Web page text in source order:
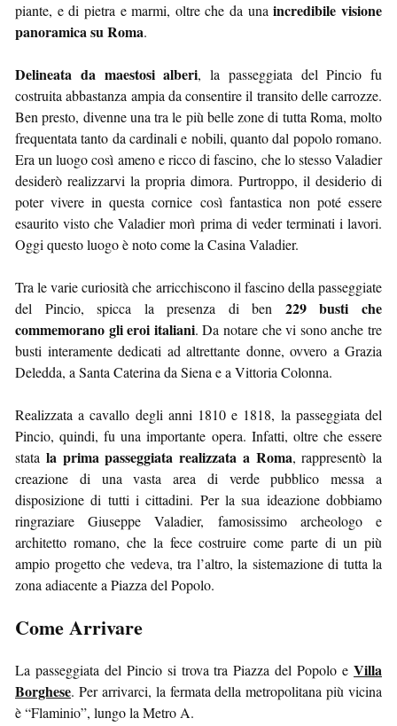
piante, e di pietra e marmi, oltre che da unaincredibile visione
panoramica su Roma.
Delineata da maestosi alberi, la passeggiata del Pincio fu
costruita abbastanza ampia da consentire il transito delle carrozze.
Ben presto, divenne una tra le più belle zone di tutta Roma, molto
frequentata tanto da cardinali e nobili, quanto dal popolo romano.
Era un luogo così ameno e ricco di fascino, che lo stesso Valadier
desiderò realizzarvi la propria dimora. Purtroppo, il desiderio di
poter vivere in questa cornice così fantastica non poté essere
esaurito visto che Valadier morì prima di veder terminati i lavori.
Oggi questo luogo è noto come la Casina Valadier.
Tra le varie curiosità che arricchiscono il fascino della passeggiate
del Pincio, spicca la presenza di ben 229 busti che
commemorano gli eroi italiani. Da notare che vi sono anche tre
busti interamente dedicati ad altrettante donne, ovvero a Grazia
Deledda, a Santa Caterina da Siena e a Vittoria Colonna.
Realizzata a cavallo degli anni 1810 e 1818, la passeggiata del
Pincio, quindi, fu una importante opera. Infatti, oltre che essere
stata la prima passeggiata realizzata a Roma, rappresentò la
creazione di una vasta area di verde pubblico messa a
disposizione di tutti i cittadini. Per la sua ideazione dobbiamo
ringraziare Giuseppe Valadier, famosissimo archeologo e
architetto romano, che la fece costruire come parte di un più
ampio progetto che vedeva, tra l’altro, la sistemazione di tutta la
zona adiacente a Piazza del Popolo.
Come Arrivare
La passeggiata del Pincio si trova tra Piazza del Popolo e Villa
Borghese. Per arrivarci, la fermata della metropolitana più vicina
è “Flaminio”, lungo la Metro A.